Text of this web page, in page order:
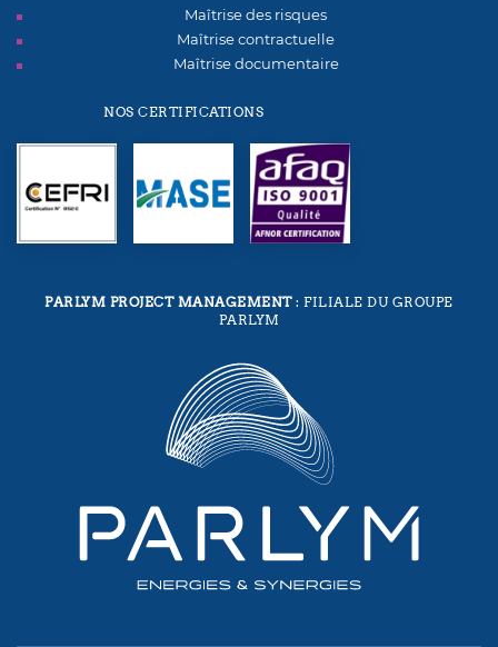
Maîtrise des risques
Maîtrise contractuelle
Maîtrise documentaire
NOS CERTIFICATIONS
PARLYM PROJECT MANAGEMENT: FILIALE DU GROUPE
PARLYM